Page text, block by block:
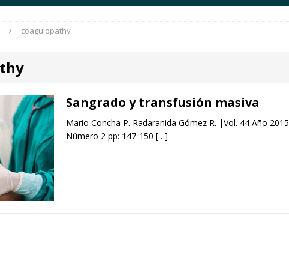
coagulopathy
Sangrado y transfusión masiva
Mario Concha P. Radaranida Gómez R. |Vol. 44 Año 2015
Número 2 pp: 147-150 […]